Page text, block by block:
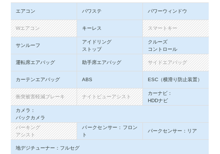
エアコン パワステ パワーウィンドウ
Wエアコン キーレス スマートキー
サンルーフ
アイドリング
ストップ
クルーズ
コントロール
運転席エアバッグ 助手席エアバッグ サイドエアバッグ
カーテンエアバッグ ABS ESC（横滑り防止装置）
衝突被害軽減ブレーキ ナイトビューアシスト
カーナビ：
HDDナビ
カメラ：
バックカメラ
パーキング
アシスト
パークセンサー：フロン
ト
パークセンサー：リア
地デジチューナー：フルセグ